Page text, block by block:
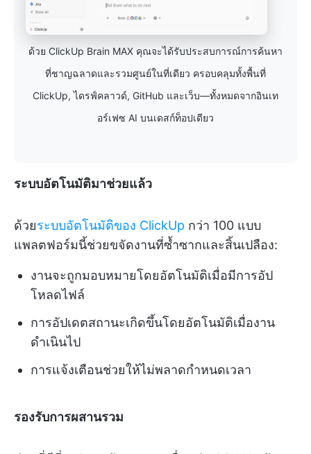
ด้วย ClickUp Brain MAX คุณจะได้รับประสบการณ์การค้นหา
ที่ชาญฉลาดและรวมศูนย์ในที่เดียว ครอบคลุมทั้งพื้นที่
ClickUp, ไดรฟ์คลาวด์, GitHub และเว็บ—ทั้งหมดจากอินเท
อร์เฟซ AI บนเดสก์ท็อปเดียว
ระบบอัตโนมัติมาช่วยแล้ว
ด้วยระบบอัตโนมัติของ ClickUp กว่า 100 แบบ
แพลตฟอร์มนี้ช่วยขจัดงานที่ซ้ำซากและสิ้นเปลือง:
งานจะถูกมอบหมายโดยอัตโนมัติเมื่อมีการอัป
โหลดไฟล์
การอัปเดตสถานะเกิดขึ้นโดยอัตโนมัติเมื่องาน
ดำเนินไป
การแจ้งเตือนช่วยให้ไม่พลาดกำหนดเวลา
รองรับการผสานรวม